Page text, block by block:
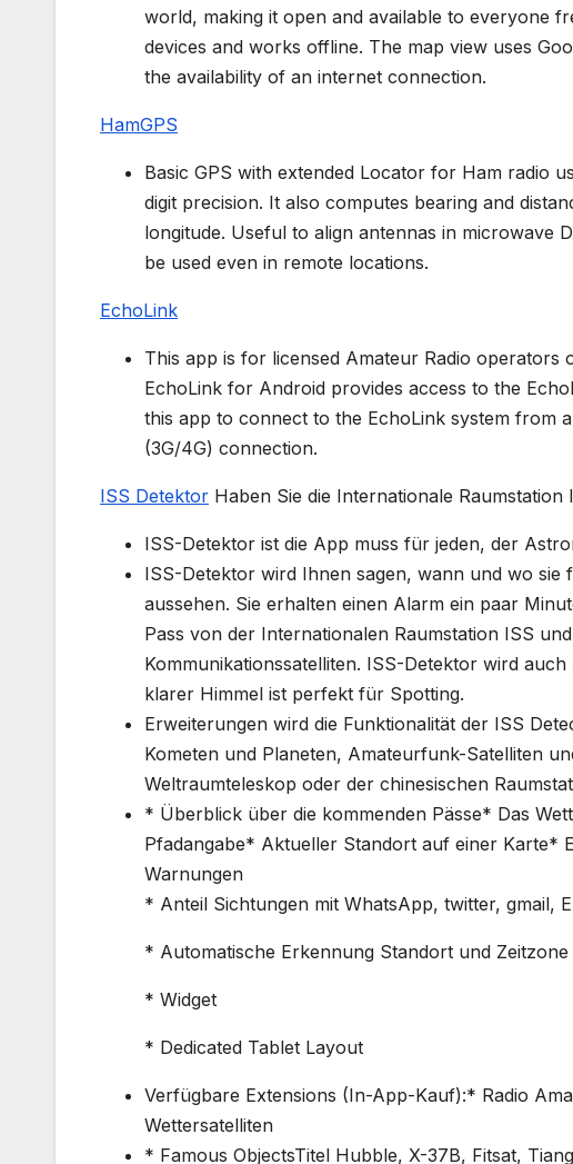
world, making it open and available to everyone
devices and works offline. The map view uses
the availability of an internet connection.
HamGPS
Basic GPS with extended Locator for Ham radio
digit precision. It also computes bearing and
longitude. Useful to align antennas in microwave
be used even in remote locations.
EchoLink
This app is for licensed Amateur Radio
EchoLink for Android provides access to the
this app to connect to the EchoLink system from
(3G/4G) connection.
ISS Detektor Haben Sie die Internationale
ISS-Detektor ist die App muss für jeden, der
ISS-Detektor wird Ihnen sagen, wann und wo
aussehen. Sie erhalten einen Alarm ein paar
Pass von der Internationalen Raumstation ISS
Kommunikationssatelliten. ISS-Detektor wird
klarer Himmel ist perfekt für Spotting.
Erweiterungen wird die Funktionalität der ISS
Kometen und Planeten, Amateurfunk-Satelliten
Weltraumteleskop oder der chinesischen
* Überblick über die kommenden Pässe* Das
Pfadangabe* Aktueller Standort auf einer Karte*
Warnungen
* Anteil Sichtungen mit WhatsApp, twitter, gmail,
* Automatische Erkennung Standort und Zeitzone
* Widget
* Dedicated Tablet Layout
Verfügbare Extensions (In-App-Kauf):* Radio
Wettersatelliten
* Famous ObjectsTitel Hubble, X-37B, Fitsat,